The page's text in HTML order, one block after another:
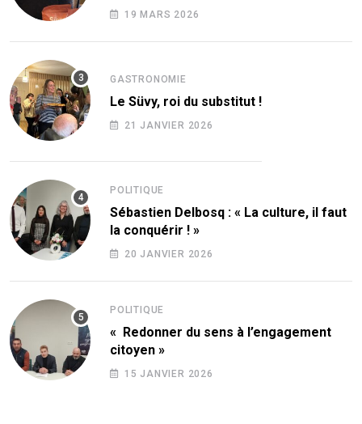
par le sucre ! »
19 MARS 2026
GASTRONOMIE
Le Süvy, roi du substitut !
21 JANVIER 2026
POLITIQUE
Sébastien Delbosq : « La culture, il faut
la conquérir ! »
20 JANVIER 2026
POLITIQUE
« Redonner du sens à l’engagement
citoyen »
15 JANVIER 2026